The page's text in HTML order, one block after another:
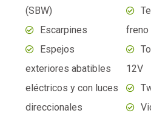
eléctricos y con luces
direccionales
Espejos
exteriores eléctricos
Espejo retrovisor
electrocrómico